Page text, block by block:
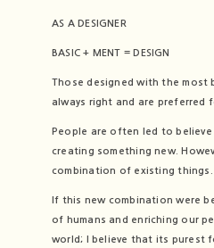
AS A DESIGNER
BASIC + MENT = DESIGN
Those designed with the most
always right and are preferred
People are often led to
creating something new.
combination of existing things.
If this new combination were
of humans and enriching our
world; I believe that its purest